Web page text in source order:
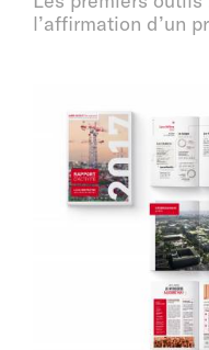
l’affirmation d’un